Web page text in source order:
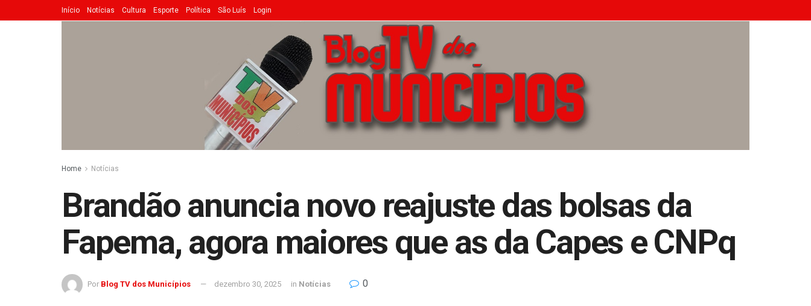
Início Notícias Cultura Esporte Política São Luís Login
Home Notícias
Brandão anuncia novo reajuste das bolsas da
Fapema, agora maiores que as da Capes e CNPq
Por Blog TV dos Municípios dezembro 30, 2025 in Notícias 0